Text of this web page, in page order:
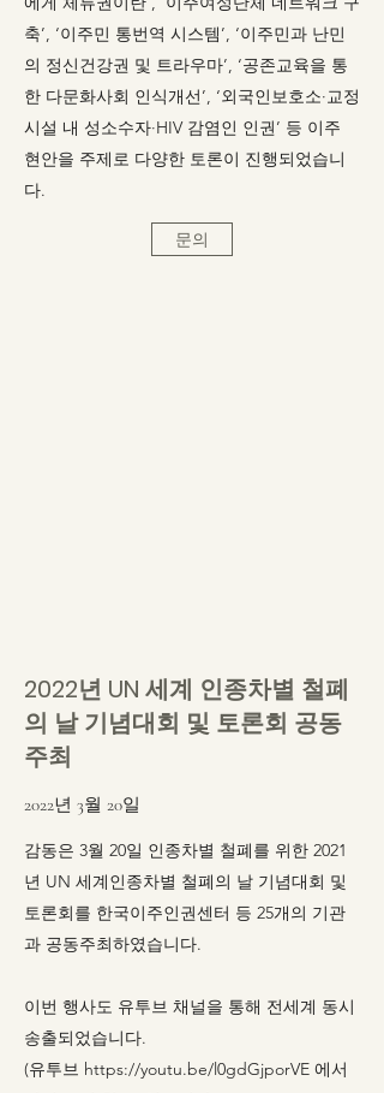
축’, ‘이주민 통번역 시스템’, ‘이주민과 난민
의 정신건강권 및 트라우마’, ‘공존교육을 통
한 다문화사회 인식개선’, ‘외국인보호소·교정
시설 내 성소수자·HIV 감염인 인권’ 등 이주
현안을 주제로 다양한 토론이 진행되었습니
다.
문의
2022년 UN 세계 인종차별 철폐
의 날 기념대회 및 토론회 공동
주최
2022년 3월 20일
감동은 3월 20일 인종차별 철폐를 위한 2021
년 UN 세계인종차별 철폐의 날 기념대회 및
토론회를 한국이주인권센터 등 25개의 기관
과 공동주최하였습니다.
이번 행사도 유투브 채널을 통해 전세계 동시
송출되었습니다.
(유투브 https://youtu.be/l0gdGjporVE 에서